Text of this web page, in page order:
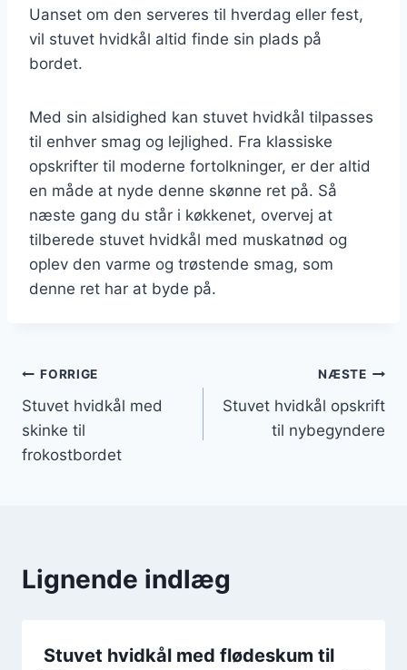
Uanset om den serveres til hverdag eller fest,
vil stuvet hvidkål altid finde sin plads på
bordet.
Med sin alsidighed kan stuvet hvidkål tilpasses
til enhver smag og lejlighed. Fra klassiske
opskrifter til moderne fortolkninger, er der altid
en måde at nyde denne skønne ret på. Så
næste gang du står i køkkenet, overvej at
tilberede stuvet hvidkål med muskatnød og
oplev den varme og trøstende smag, som
denne ret har at byde på.
Indlægsnavigation
FORRIGE
Stuvet hvidkål med
skinke til
frokostbordet
NÆSTE
Stuvet hvidkål opskrift
til nybegyndere
Lignende indlæg
Stuvet hvidkål med flødeskum til